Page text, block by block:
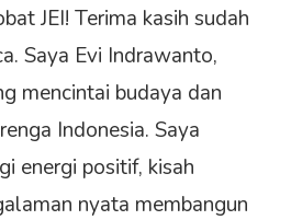
JEI! Terima kasih sudah
Saya Evi Indrawanto,
mencintai budaya dan
Indonesia. Saya
energi positif, kisah
nyata membangun